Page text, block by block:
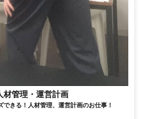
材管理・運営計画
できる！人材管理、運営計画のお仕事！